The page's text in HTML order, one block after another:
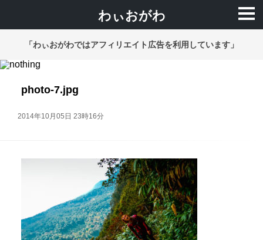
わぃおがわ
「わぃおがわではアフィリエイト広告を利用しています」
photo-7.jpg
2014年10月05日 23時16分